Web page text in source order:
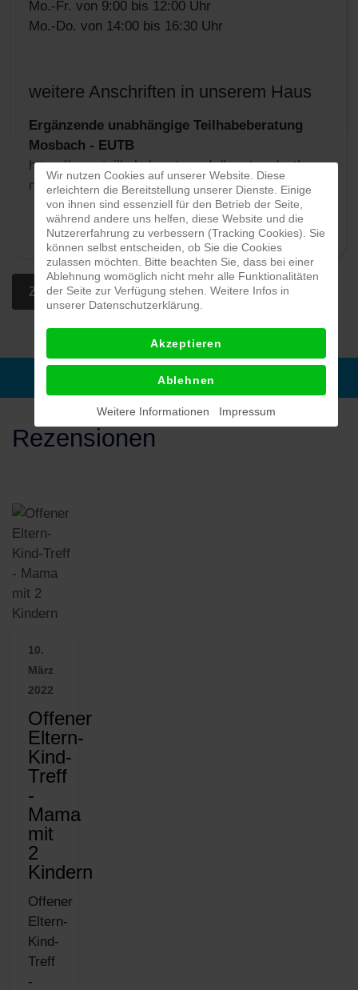
Mo.-Fr. von 9:00 bis 12:00 Uhr
Mo.-Do. von 14:00 bis 16:30 Uhr
weitere Anschriften in unserem Haus
Ergänzende unabhängige Teilhabeberatung
Mosbach - EUTB
https://www.teilhabeberatung.de/beratung/eutb-
neckar-odenenwald-kreis
Zur Karte und Wegbeschreibung
Rezensionen
10.
März
2022
Offener
Eltern-
Kind-
Treff
-
Mama
mit
2
Kindern
Offener
Eltern-
Kind-
Treff
-
Wir nutzen Cookies auf unserer Website. Diese
erleichtern die Bereitstellung unserer Dienste. Einige
von ihnen sind essenziell für den Betrieb der Seite,
während andere uns helfen, diese Website und die
Nutzererfahrung zu verbessern (Tracking Cookies). Sie
können selbst entscheiden, ob Sie die Cookies
zulassen möchten. Bitte beachten Sie, dass bei einer
Ablehnung womöglich nicht mehr alle Funktionalitäten
der Seite zur Verfügung stehen. Weitere Infos in
unserer Datenschutzerklärung.
Akzeptieren
Ablehnen
Weitere Informationen Impressum